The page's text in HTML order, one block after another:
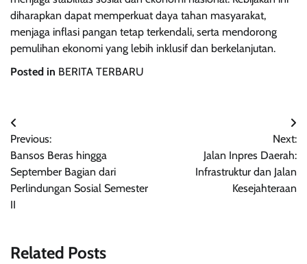
diharapkan dapat memperkuat daya tahan masyarakat,
menjaga inflasi pangan tetap terkendali, serta mendorong
pemulihan ekonomi yang lebih inklusif dan berkelanjutan.
Posted in BERITA TERBARU
Navigasi
pos
Previous:
Bansos Beras hingga
September Bagian dari
Perlindungan Sosial Semester
II
Next:
Jalan Inpres Daerah:
Infrastruktur dan Jalan
Kesejahteraan
Related Posts